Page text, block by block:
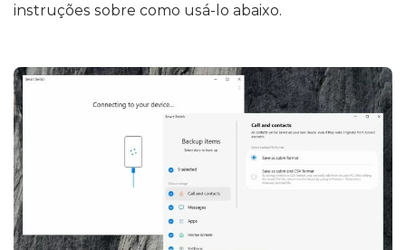
instruções sobre como usá-lo abaixo.